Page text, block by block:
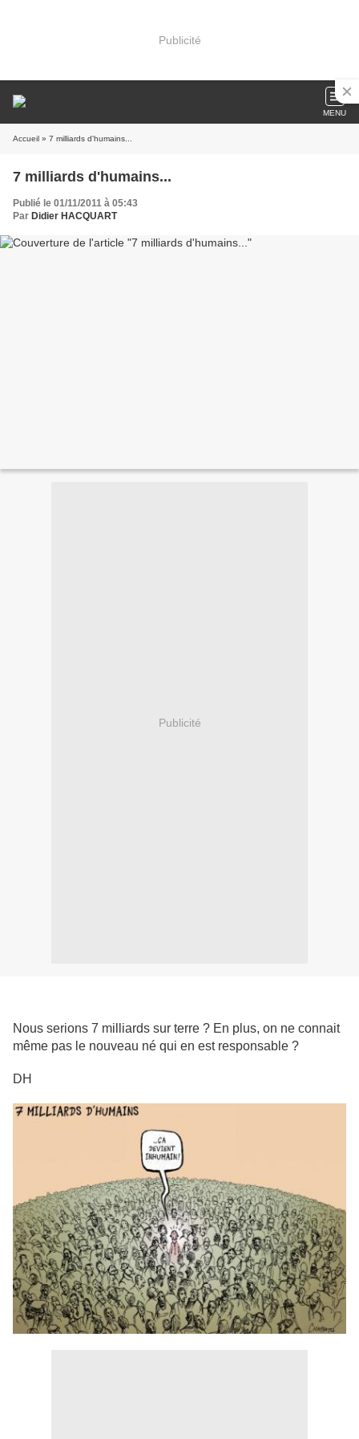
Publicité
MENU
Accueil » 7 milliards d'humains...
7 milliards d'humains...
Publié le 01/11/2011 à 05:43
Par Didier HACQUART
Publicité
Nous serions 7 milliards sur terre ? En plus, on ne connait
même pas le nouveau né qui en est responsable ?
DH